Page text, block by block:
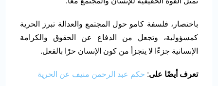
باختصار، فلسفة كامو حول المجتمع والعدالة تبرز الحرية
كمسؤولية، وتجعل من الدفاع عن الحقوق والكرامة
الإنسانية جزءًا لا يتجزأ من كون الإنسان حرًا بالفعل.
تعرف أيضًا على: حكم عبد الرحمن منيف عن الحرية